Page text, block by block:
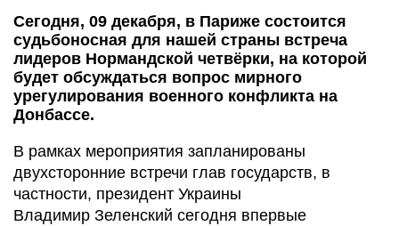
Сегодня, 09 декабря, в Париже состоится
судьбоносная для нашей страны встреча
лидеров Нормандской четвёрки, на которой
будет обсуждаться вопрос мирного
урегулирования военного конфликта на
Донбассе.
В рамках мероприятия запланированы
двухсторонние встречи глав государств, в
частности, президент Украины
Владимир Зеленский сегодня впервые